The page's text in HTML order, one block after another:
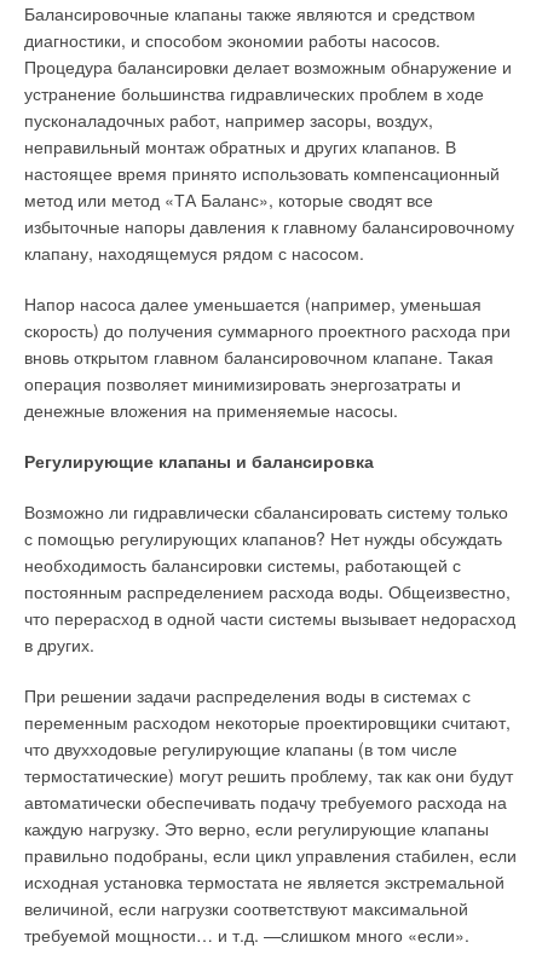
Балансировочные клапаны также являются и средством
диагностики, и способом экономии работы насосов.
Процедура балансировки делает возможным обнаружение и
устранение большинства гидравлических проблем в ходе
пусконаладочных работ, например засоры, воздух,
неправильный монтаж обратных и других клапанов. В
настоящее время принято использовать компенсационный
метод или метод «ТА Баланс», которые сводят все
избыточные напоры давления к главному балансировочному
клапану, находящемуся рядом с насосом.
Напор насоса далее уменьшается (например, уменьшая
скорость) до получения суммарного проектного расхода при
вновь открытом главном балансировочном клапане. Такая
операция позволяет минимизировать энергозатраты и
денежные вложения на применяемые насосы.
Регулирующие клапаны и балансировка
Возможно ли гидравлически сбалансировать систему только
с помощью регулирующих клапанов? Нет нужды обсуждать
необходимость балансировки системы, работающей с
постоянным распределением расхода воды. Общеизвестно,
что перерасход в одной части системы вызывает недорасход
в других.
При решении задачи распределения воды в системах с
переменным расходом некоторые проектировщики считают,
что двухходовые регулирующие клапаны (в том числе
термостатические) могут решить проблему, так как они будут
автоматически обеспечивать подачу требуемого расхода на
каждую нагрузку. Это верно, если регулирующие клапаны
правильно подобраны, если цикл управления стабилен, если
исходная установка термостата не является экстремальной
величиной, если нагрузки соответствуют максимальной
требуемой мощности… и т.д. —слишком много «если».
специфические товары, как тепловая энергия и
теплоносители с определенным термодинамическим
потенциалом.
Известно, что в большинстве российских СЦТ на
коммерческих сечениях отсутствуют теплообменные
аппараты, а теплоноситель (пар, конденсат, горячая вода) с
запасенной в нем тепловой энергией отбирается из
тепловой сети, меняя своего собственника. Поэтому
значительно проще и понятнее и для продавца, и для
использовать в качестве меры тепловой энергии не теплоту,
а теплоноситель, имеющий вполне определенный
термодинамический потенциал (энтальпию). При этом
разность энтальпий теплоносителя в подающих и обратных
трубопроводах количественно будет равна тепловой
тепловую сеть и (или) принятой и использованной
Другими словами, в случае отбора теплоносителя из
системы теплоснабжения разность энтальпий будет
включать также энтальпию (энергию) невозвращенного на
источник теплоносителя. Отпадает также необходимость в
установке на границах передачи (продажи) тепловой энергии
которых на порядок выше стоимости счетчиков тепловой
энергии.
Попутно следует отметить, что теплоснабжающую
организацию по большому счету не интересуют подробности
тех процессов, которые происходят в теплоиспользующих
установках у потребителей с изменением
термодинамических и массовых характеристик
теплоносителя. Интерес представляет только разность
энтальпий и разность масс теплоносителя на входе и выходе